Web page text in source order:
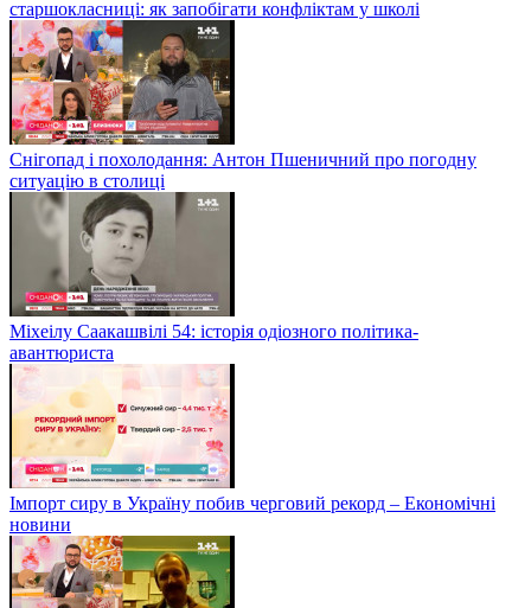
старшокласниці: як запобігати конфліктам у школі
Снігопад і похолодання: Антон Пшеничний про погодну
ситуацію в столиці
Міхеілу Саакашвілі 54: історія одіозного політика-
авантюриста
Імпорт сиру в Україну побив черговий рекорд – Економічні
новини